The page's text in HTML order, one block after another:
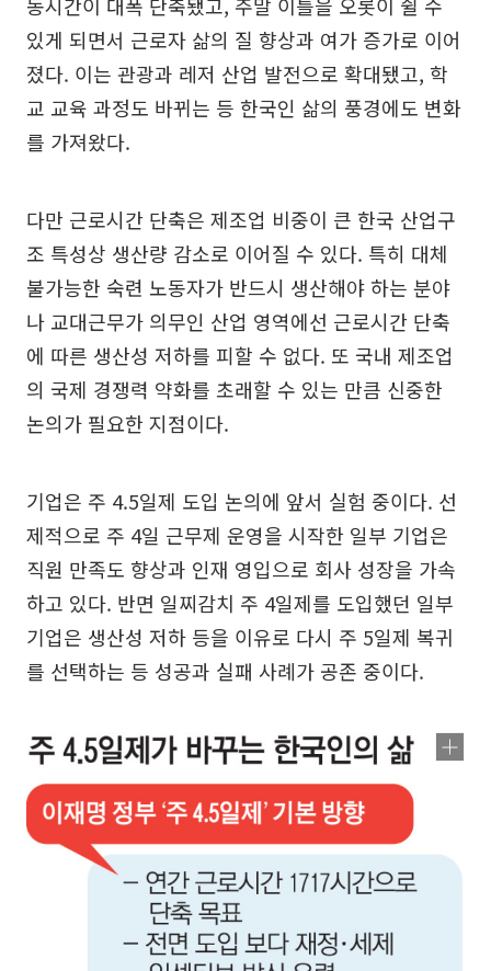
있게 되면서 근로자 삶의 질 향상과 여가 증가로 이어
졌다. 이는 관광과 레저 산업 발전으로 확대됐고, 학
교 교육 과정도 바뀌는 등 한국인 삶의 풍경에도 변화
를 가져왔다.
다만 근로시간 단축은 제조업 비중이 큰 한국 산업구
조 특성상 생산량 감소로 이어질 수 있다. 특히 대체
불가능한 숙련 노동자가 반드시 생산해야 하는 분야
나 교대근무가 의무인 산업 영역에선 근로시간 단축
에 따른 생산성 저하를 피할 수 없다. 또 국내 제조업
의 국제 경쟁력 약화를 초래할 수 있는 만큼 신중한
논의가 필요한 지점이다.
기업은 주 4.5일제 도입 논의에 앞서 실험 중이다. 선
제적으로 주 4일 근무제 운영을 시작한 일부 기업은
직원 만족도 향상과 인재 영입으로 회사 성장을 가속
하고 있다. 반면 일찌감치 주 4일제를 도입했던 일부
기업은 생산성 저하 등을 이유로 다시 주 5일제 복귀
를 선택하는 등 성공과 실패 사례가 공존 중이다.